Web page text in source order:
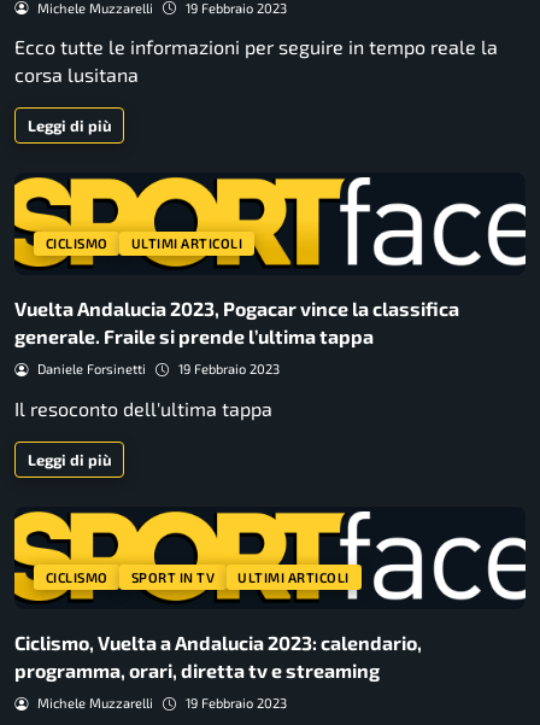
Michele Muzzarelli 19 Febbraio 2023
Ecco tutte le informazioni per seguire in tempo reale la
corsa lusitana
Leggi di più
CICLISMO ULTIMI ARTICOLI
Vuelta Andalucia 2023, Pogacar vince la classifica
generale. Fraile si prende l’ultima tappa
Daniele Forsinetti 19 Febbraio 2023
Il resoconto dell'ultima tappa
Leggi di più
CICLISMO SPORT IN TV ULTIMI ARTICOLI
Ciclismo, Vuelta a Andalucia 2023: calendario,
programma, orari, diretta tv e streaming
Michele Muzzarelli 19 Febbraio 2023